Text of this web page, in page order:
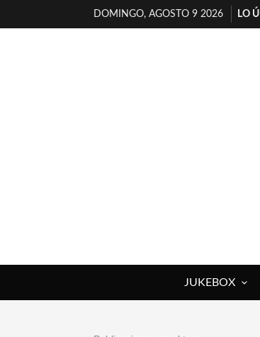
DOMINGO, AGOSTO 9 2026
LO
JUKEBOX